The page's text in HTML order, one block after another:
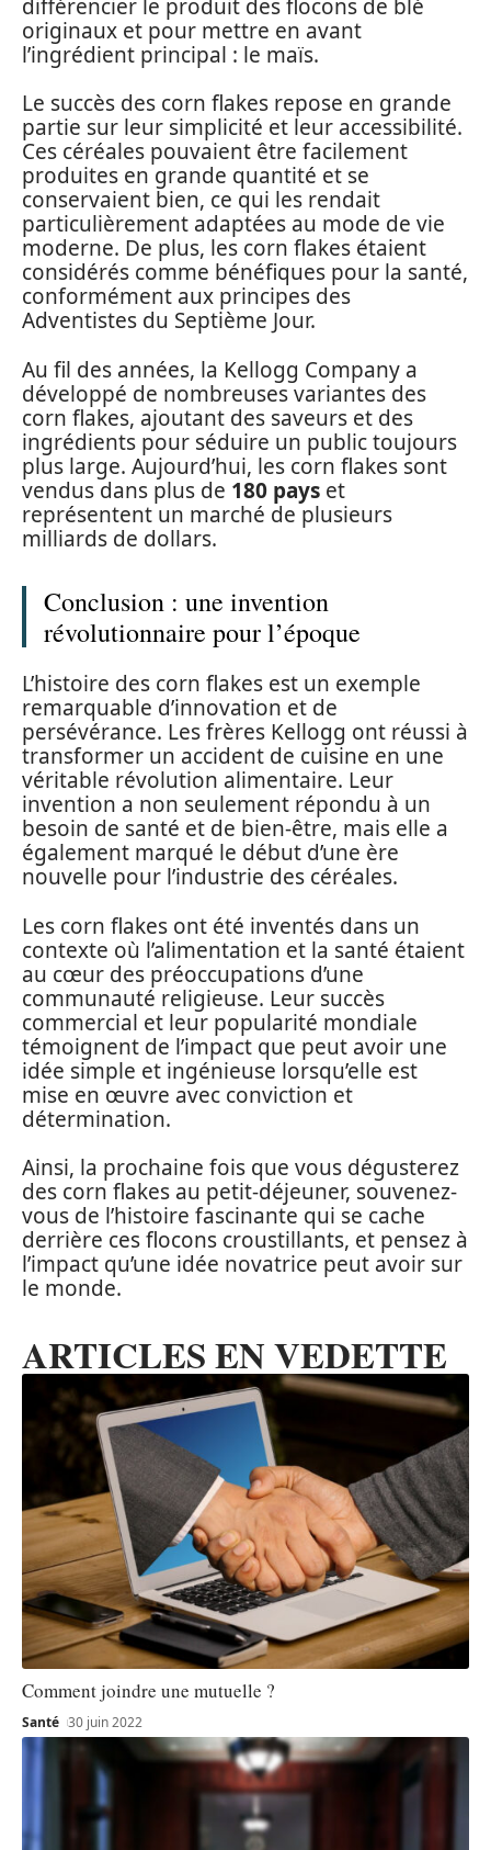
différencier le produit des flocons de blé
originaux et pour mettre en avant
l’ingrédient principal : le maïs.
Le succès des corn flakes repose en grande
partie sur leur simplicité et leur accessibilité.
Ces céréales pouvaient être facilement
produites en grande quantité et se
conservaient bien, ce qui les rendait
particulièrement adaptées au mode de vie
moderne. De plus, les corn flakes étaient
considérés comme bénéfiques pour la santé,
conformément aux principes des
Adventistes du Septième Jour.
Au fil des années, la Kellogg Company a
développé de nombreuses variantes des
corn flakes, ajoutant des saveurs et des
ingrédients pour séduire un public toujours
plus large. Aujourd’hui, les corn flakes sont
vendus dans plus de 180 pays et
représentent un marché de plusieurs
milliards de dollars.
Conclusion : une invention
révolutionnaire pour l’époque
L’histoire des corn flakes est un exemple
remarquable d’innovation et de
persévérance. Les frères Kellogg ont réussi à
transformer un accident de cuisine en une
véritable révolution alimentaire. Leur
invention a non seulement répondu à un
besoin de santé et de bien-être, mais elle a
également marqué le début d’une ère
nouvelle pour l’industrie des céréales.
Les corn flakes ont été inventés dans un
contexte où l’alimentation et la santé étaient
au cœur des préoccupations d’une
communauté religieuse. Leur succès
commercial et leur popularité mondiale
témoignent de l’impact que peut avoir une
idée simple et ingénieuse lorsqu’elle est
mise en œuvre avec conviction et
détermination.
Ainsi, la prochaine fois que vous dégusterez
des corn flakes au petit-déjeuner, souvenez-
vous de l’histoire fascinante qui se cache
derrière ces flocons croustillants, et pensez à
l’impact qu’une idée novatrice peut avoir sur
le monde.
ARTICLES EN VEDETTE
Comment joindre une mutuelle ?
Santé 30 juin 2022